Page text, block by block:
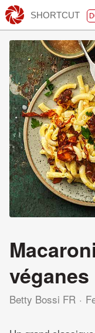
SHORTCUT
véganes
Betty Bossi FR